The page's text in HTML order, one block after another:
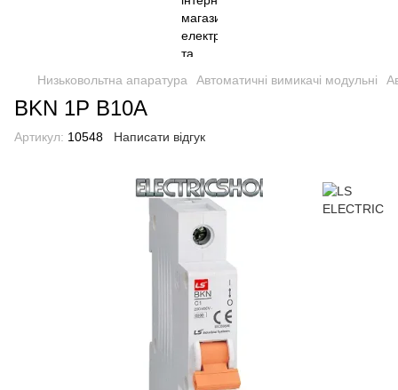
Низьковольтна апаратура Автоматичні вимикачі модульні
BKN 1P B10A
Артикул: 10548 Написати відгук